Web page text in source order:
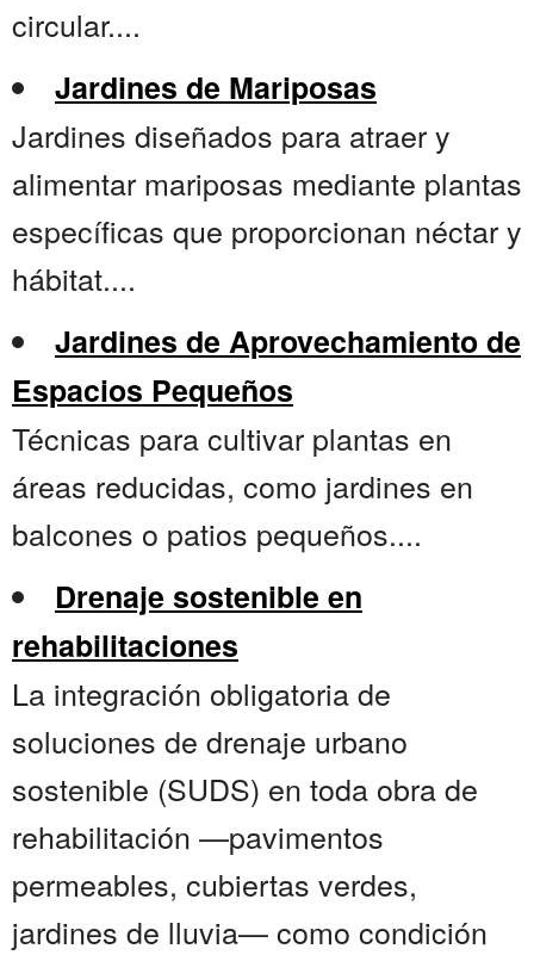
circular....
Jardines de Mariposas
Jardines diseñados para atraer y
alimentar mariposas mediante plantas
específicas que proporcionan néctar y
hábitat....
Jardines de Aprovechamiento de
Espacios Pequeños
Técnicas para cultivar plantas en
áreas reducidas, como jardines en
balcones o patios pequeños....
Drenaje sostenible en
rehabilitaciones
La integración obligatoria de
soluciones de drenaje urbano
sostenible (SUDS) en toda obra de
rehabilitación —pavimentos
permeables, cubiertas verdes,
jardines de lluvia— como condición